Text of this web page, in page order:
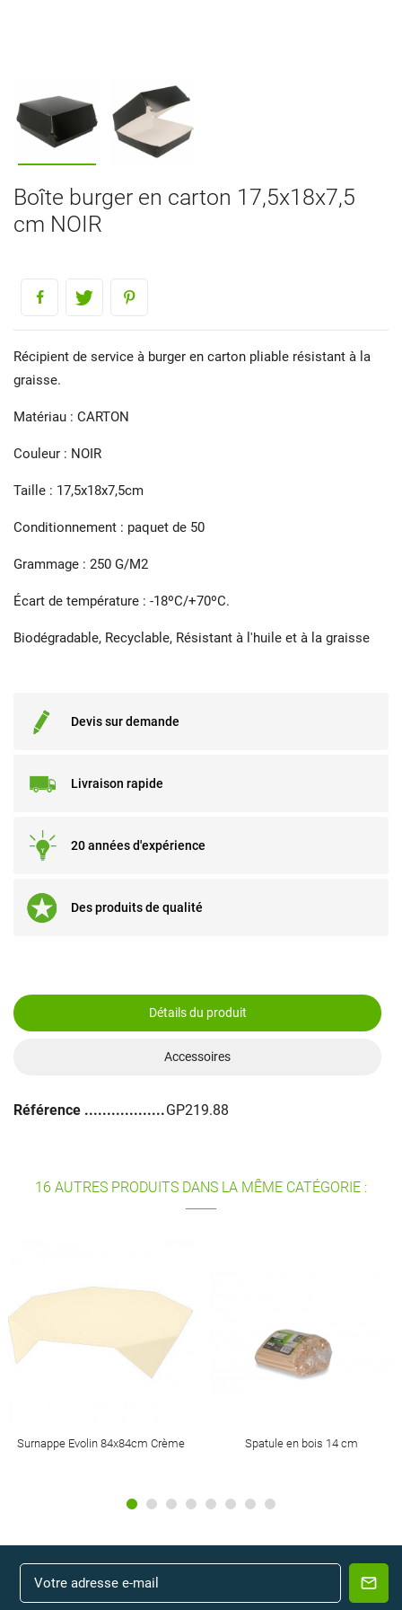
Boîte burger en carton 17,5x18x7,5
cm NOIR
Récipient de service à burger en carton pliable résistant à la
graisse.
Matériau : CARTON
Couleur : NOIR
Taille : 17,5x18x7,5cm
Conditionnement : paquet de 50
Grammage : 250 G/M2
Écart de température : -18ºC/+70ºC.
Biodégradable, Recyclable, Résistant à l'huile et à la graisse
Devis sur demande
Livraison rapide
20 années d'expérience
Des produits de qualité
Détails du produit
Accessoires
Référence GP219.88
16 AUTRES PRODUITS DANS LA MÊME CATÉGORIE :
Surnappe Evolin 84x84cm Crème Spatule en bois 14 cm